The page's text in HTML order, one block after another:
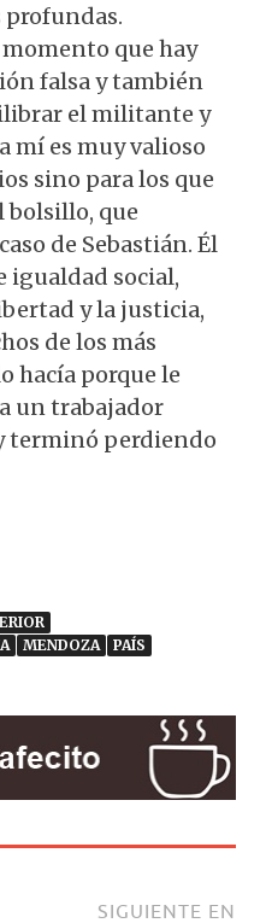
profundas.
que hay
falsa y también
el militante y
mí es muy valioso
sino para los que
bolsillo, que
de Sebastián. Él
igualdad social,
y la justicia,
de los más
hacía porque le
un trabajador
terminó perdiendo
MENDOZA
PAÍS
SIGUIENTE EN